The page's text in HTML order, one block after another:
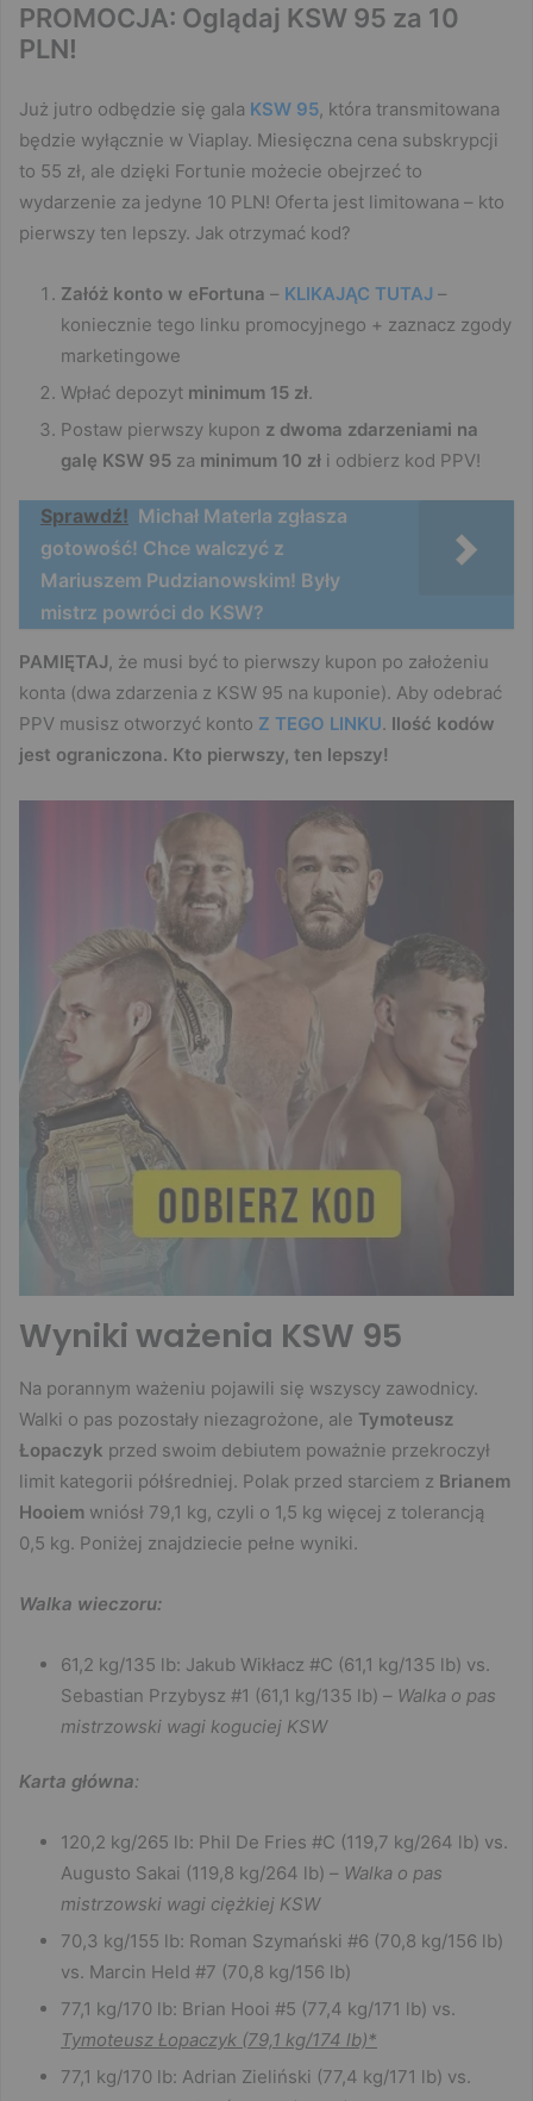
PROMOCJA: Oglądaj KSW 95 za 10
PLN!
Już jutro odbędzie się gala KSW 95, która transmitowana
będzie wyłącznie w Viaplay. Miesięczna cena subskrypcji
to 55 zł, ale dzięki Fortunie możecie obejrzeć to
wydarzenie za jedyne 10 PLN! Oferta jest limitowana – kto
pierwszy ten lepszy. Jak otrzymać kod?
Załóż konto w eFortuna – KLIKAJĄC TUTAJ –
koniecznie tego linku promocyjnego + zaznacz zgody
marketingowe
Wpłać depozyt minimum 15 zł.
Postaw pierwszy kupon z dwoma zdarzeniami na
galę KSW 95 za minimum 10 zł i odbierz kod PPV!
Sprawdź! Michał Materla zgłasza
gotowość! Chce walczyć z
Mariuszem Pudzianowskim! Były
mistrz powróci do KSW?
PAMIĘTAJ, że musi być to pierwszy kupon po założeniu
konta (dwa zdarzenia z KSW 95 na kuponie). Aby odebrać
PPV musisz otworzyć konto Z TEGO LINKU. Ilość kodów
jest ograniczona. Kto pierwszy, ten lepszy!
Wyniki ważenia KSW 95
Na porannym ważeniu pojawili się wszyscy zawodnicy.
Walki o pas pozostały niezagrożone, ale Tymoteusz
Łopaczyk przed swoim debiutem poważnie przekroczył
limit kategorii półśredniej. Polak przed starciem z Brianem
Hooiem wniósł 79,1 kg, czyli o 1,5 kg więcej z tolerancją
0,5 kg. Poniżej znajdziecie pełne wyniki.
Walka wieczoru:
61,2 kg/135 lb: Jakub Wikłacz #C (61,1 kg/135 lb) vs.
Sebastian Przybysz #1 (61,1 kg/135 lb) – Walka o pas
mistrzowski wagi koguciej KSW
Karta główna:
120,2 kg/265 lb: Phil De Fries #C (119,7 kg/264 lb) vs.
Augusto Sakai (119,8 kg/264 lb) – Walka o pas
mistrzowski wagi ciężkiej KSW
70,3 kg/155 lb: Roman Szymański #6 (70,8 kg/156 lb)
vs. Marcin Held #7 (70,8 kg/156 lb)
77,1 kg/170 lb: Brian Hooi #5 (77,4 kg/171 lb) vs.
Tymoteusz Łopaczyk (79,1 kg/174 lb)*
77,1 kg/170 lb: Adrian Zieliński (77,4 kg/171 lb) vs.